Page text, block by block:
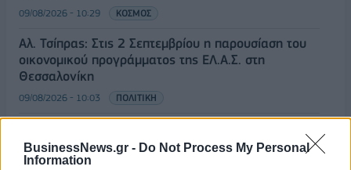
BusinessNews.gr - Do Not Process My Personal
Information
09/08/2026 - 10:29 ΚΟΣΜΟΣ
Αλ. Τσίπρας: Στις 2 Σεπτεμβρίου η παρουσίαση του
οικονομικού προγράμματος της ΕΛ.Α.Σ. στη
Θεσσαλονίκη
09/08/2026 - 10:03 ΠΟΛΙΤΙΚΗ
56.000 επιβάτες αναχωρούν σήμερα από τα
λιμάνια της Αττικής